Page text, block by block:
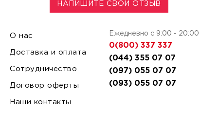
НАПИШИТЕ СВОЙ ОТЗЫВ
О нас
Доставка и оплата
Сотрудничество
Договор оферты
Наши контакты
Ежедневно с 9:00 - 20:00
0(800) 337 337
(044) 355 07 07
(097) 055 07 07
(093) 055 07 07